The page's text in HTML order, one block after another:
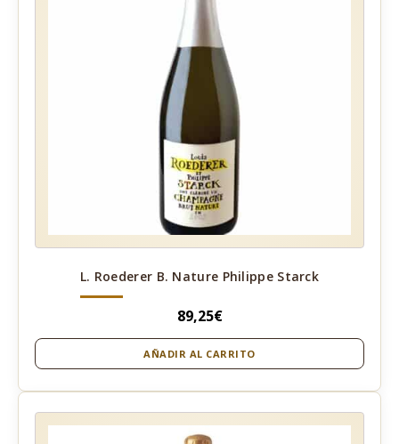
L. Roederer B. Nature Philippe Starck
89,25€
AÑADIR AL CARRITO